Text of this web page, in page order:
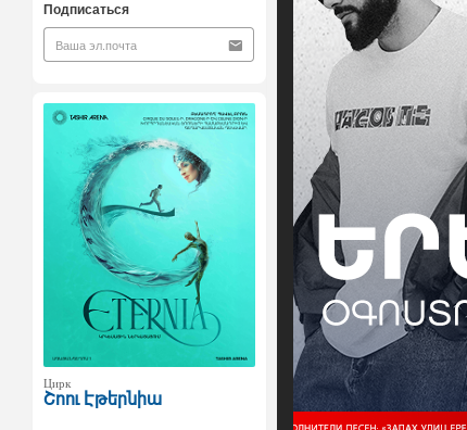
Подписаться
Цирк
Շոու Էթերնիա